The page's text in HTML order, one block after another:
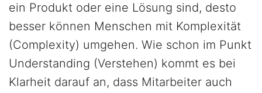
ein Produkt oder eine Lösung sind, desto
besser können Menschen mit Komplexität
(Complexity) umgehen. Wie schon im Punkt
Understanding (Verstehen) kommt es bei
Klarheit darauf an, dass Mitarbeiter auch